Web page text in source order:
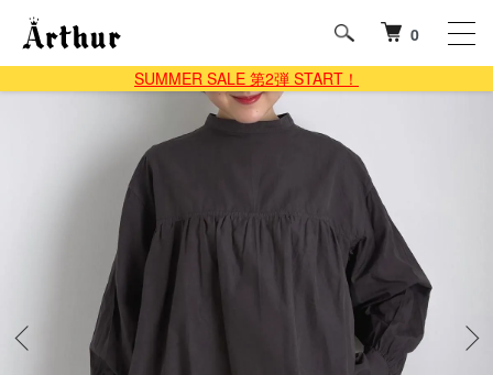
0
SUMMER SALE 第2弾 START！